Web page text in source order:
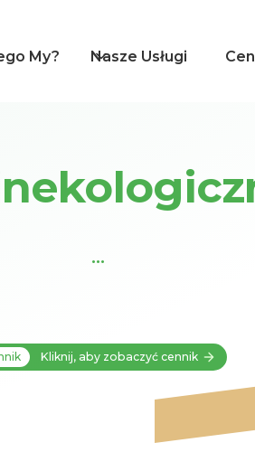
My? Nasze Usługi
...
Kliknij, aby zobaczyć cennik